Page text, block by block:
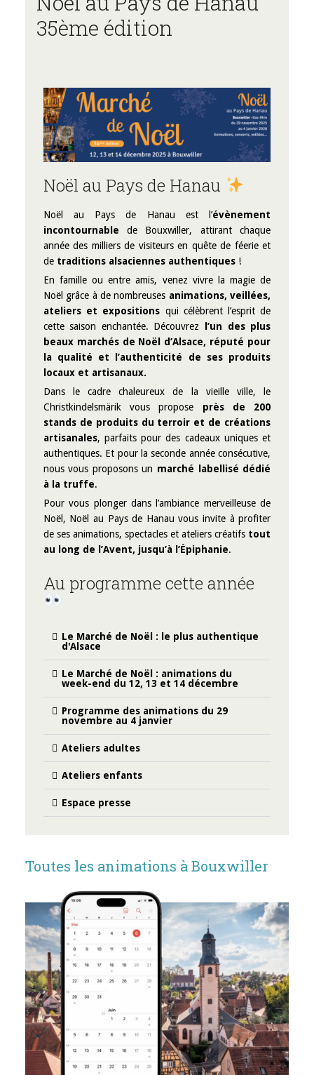
35ème édition
Noël au Pays de Hanau
Noël au Pays de Hanau est l’évènement
incontournable de Bouxwiller, attirant chaque
année des milliers de visiteurs en quête de féerie et
de traditions alsaciennes authentiques!
En famille ou entre amis, venez vivre la magie de
Noël grâce à de nombreuses animations, veillées,
ateliers et expositions qui célèbrent l’esprit de
cette saison enchantée. Découvrez
l’un des plus
beaux marchés de Noël d’Alsace, réputé pour
la qualité et l’authenticité de ses produits
locaux et artisanaux.
Dans le cadre chaleureux de la vieille ville, le
Christkindelsmärik vous propose près de 200
stands de produits du terroir et de créations
artisanales, parfaits pour des cadeaux uniques et
authentiques. Et pour la seconde année consécutive,
nous vous proposons un marché labellisé dédié
à la truffe.
Pour vous plonger dans l’ambiance merveilleuse de
Noël, Noël au Pays de Hanau vous invite à profiter
de ses animations, spectacles et ateliers créatifs tout
au long de l’Avent, jusqu’à l’Épiphanie.
Au programme cette année
Le Marché de Noël : le plus authentique
d'Alsace
Le Marché de Noël : animations du
week-end du 12, 13 et 14 décembre
Programme des animations du 29
novembre au 4 janvier
Ateliers adultes
Ateliers enfants
Espace presse
Toutes les animations à Bouxwiller